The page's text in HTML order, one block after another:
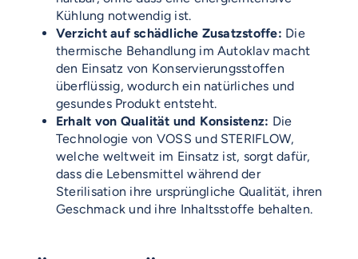
Kühlung notwendig ist.
Verzicht auf schädliche Zusatzstoffe: Die
thermische Behandlung im Autoklav macht
den Einsatz von Konservierungsstoffen
überflüssig, wodurch ein natürliches und
gesundes Produkt entsteht.
Erhalt von Qualität und Konsistenz: Die
Technologie von VOSS und STERIFLOW,
welche weltweit im Einsatz ist, sorgt dafür,
dass die Lebensmittel während der
Sterilisation ihre ursprüngliche Qualität, ihren
Geschmack und ihre Inhaltsstoffe behalten.